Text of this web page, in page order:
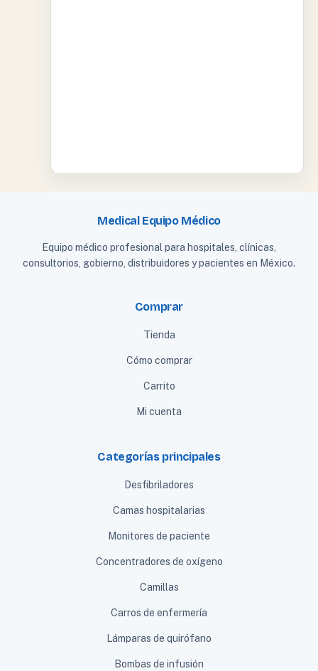
Medical Equipo Médico
Equipo médico profesional para hospitales, clínicas,
consultorios, gobierno, distribuidores y pacientes en México.
Comprar
Tienda
Cómo comprar
Carrito
Mi cuenta
Categorías principales
Desfibriladores
Camas hospitalarias
Monitores de paciente
Concentradores de oxígeno
Camillas
Carros de enfermería
Lámparas de quirófano
Bombas de infusión